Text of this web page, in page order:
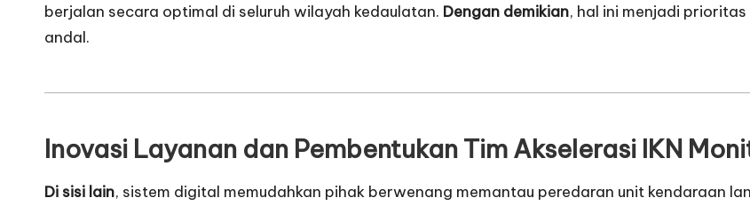
berjalan secara optimal di seluruh wilayah kedaulatan. Dengan demikian, hal ini menjadi
andal.
Inovasi Layanan dan Pembentukan Tim Akselerasi IKN
Di sisi lain, sistem digital memudahkan pihak berwenang memantau peredaran unit kendaraan